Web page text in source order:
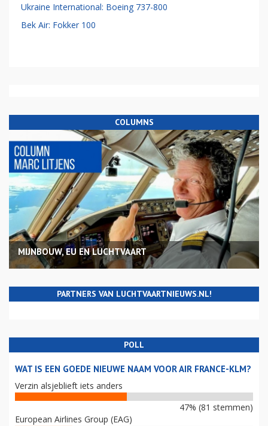
Ukraine International: Boeing 737-800
Bek Air: Fokker 100
COLUMNS
MIJNBOUW, EU EN LUCHTVAART
PARTNERS VAN LUCHTVAARTNIEUWS.NL!
POLL
WAT IS EEN GOEDE NIEUWE NAAM VOOR AIR FRANCE-KLM?
Verzin alsjeblieft iets anders
47% (81 stemmen)
European Airlines Group (EAG)